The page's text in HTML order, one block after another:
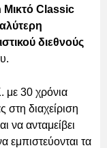
Classic
διεθνούς
30 χρόνια
στη διαχείριση
να ανταμείβει
εμπιστεύονται τα